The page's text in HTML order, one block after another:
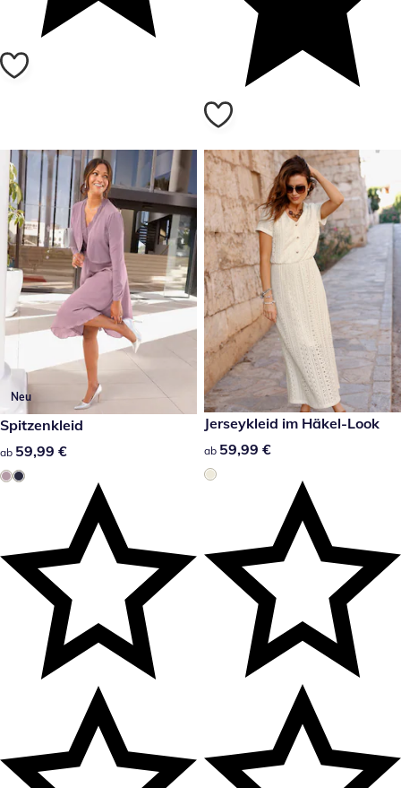
Neu
59,99 €
Spitzenkleid
59,99 €
ab 59,99 €
59,99 €
Jerseykleid im Häkel-Look
59,99 €
ab 59,99 €